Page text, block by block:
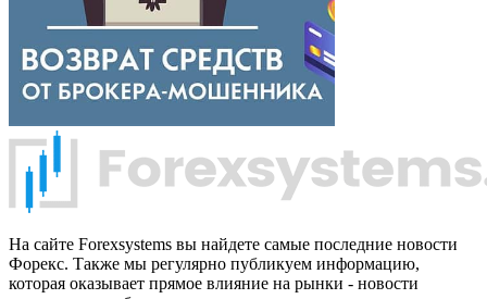
На сайте Forexsystems вы найдете самые последние новости
Форекс. Также мы регулярно публикуем информацию,
которая оказывает прямое влияние на рынки - новости